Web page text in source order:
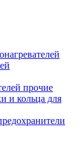
прочие
и кольца для